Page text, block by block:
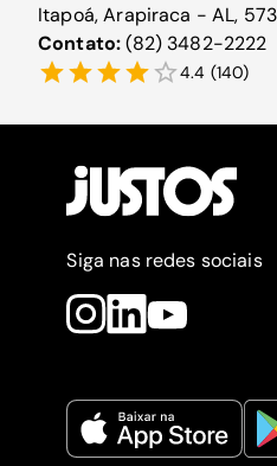
Itapoá, Arapiraca - AL,
Contato:(82) 3482-2222
4.4 (140)
Siga nas redes sociais